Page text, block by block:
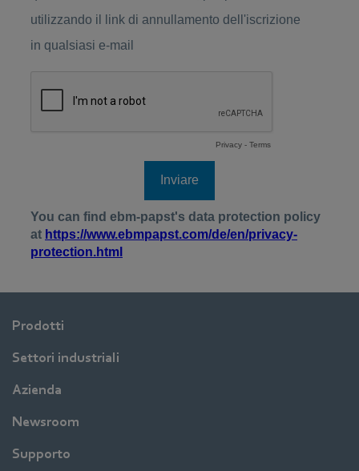
Prodotti
Settori industriali
Azienda
Newsroom
Supporto